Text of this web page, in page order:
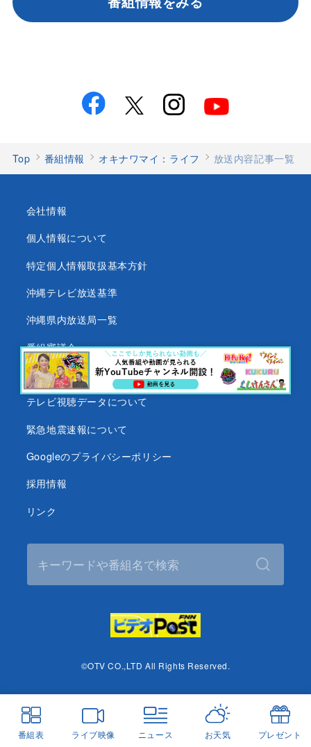
番組表 ライブ映像 ニュース お天気 プレゼント
Top 番組情報 オキナワマイ：ライフ 放送内容記事一覧
会社情報
個人情報について
特定個人情報取扱基本方針
沖縄テレビ放送基準
沖縄県内放送局一覧
番組審議会
沖縄テレビ名義の後援依頼について
テレビ視聴データについて
緊急地震速報について
Googleのプライバシーポリシー
採用情報
リンク
©OTV CO.,LTD All Rights Reserved.